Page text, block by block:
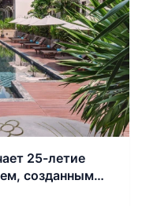
25-летие
созданным
в храмах за